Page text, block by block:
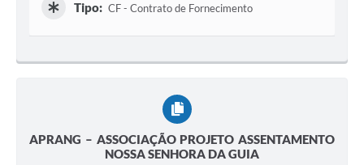
Tipo: CF - Contrato de Fornecimento
APRANG – ASSOCIAÇÃO PROJETO ASSENTAMENTO
NOSSA SENHORA DA GUIA